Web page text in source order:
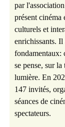
par
présent cinéma
culturels et
enrichissants.
fondamentaux:
se pense, sur
lumière. En
147 invités,
séances de
spectateurs.